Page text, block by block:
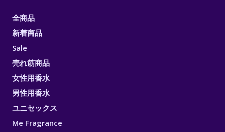
全商品
新着商品
Sale
売れ筋商品
女性用香水
男性用香水
ユニセックス
Me Fragrance